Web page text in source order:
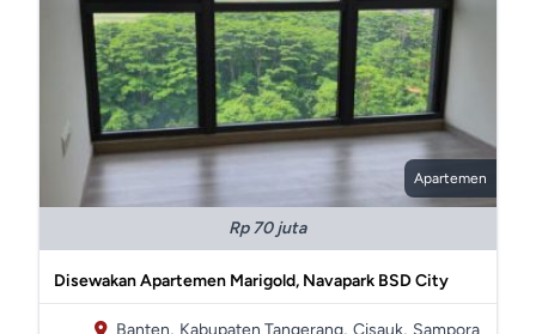
Apartemen
Rp 70 juta
Disewakan Apartemen Marigold, Navapark BSD City
Banten, Kabupaten Tangerang, Cisauk, Sampora